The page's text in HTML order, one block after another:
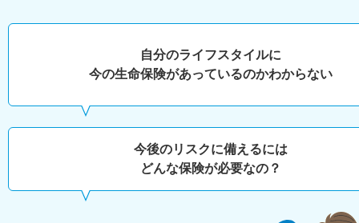
自分のライフスタイルに
今の生命保険があっているのかわからない
今後のリスクに備えるには
どんな保険が必要なの？